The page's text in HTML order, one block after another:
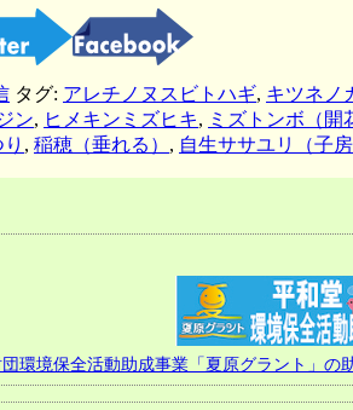
タグ: アレチノヌスビトハギ, キツネノ
ン, ヒメキンミズヒキ, ミズトンボ（開
, 稲穂（垂れる） , 自生ササユリ（子
環境保全活動助成事業「夏原グラント」の